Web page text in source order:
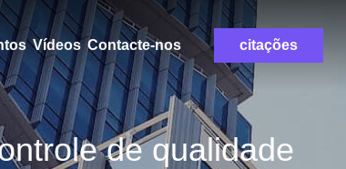
Vídeos Contacte-nos citações
de qualidade